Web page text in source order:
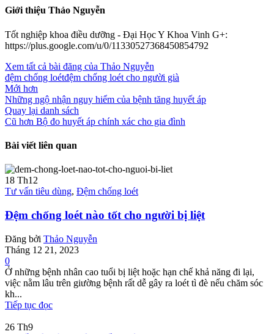
Giới thiệu Thảo Nguyễn
Tốt nghiệp khoa điều dưỡng - Đại Học Y Khoa Vinh G+:
https://plus.google.com/u/0/11330527368450854792
Xem tất cả bài đăng của Thảo Nguyễn
đệm chống loétđệm chống loét cho người già
Mới hơn
Những ngộ nhận nguy hiểm của bệnh tăng huyết áp
Quay lại danh sách
Cũ hơn Bộ đo huyết áp chính xác cho gia đình
Bài viết liên quan
18 Th12
Tư vấn tiêu dùng, Đệm chống loét
Đệm chống loét nào tốt cho người bị liệt
Đăng bởi Thảo Nguyễn
Tháng 12 21, 2023
0
Ở những bệnh nhân cao tuổi bị liệt hoặc hạn chế khả năng đi lại,
việc nằm lâu trên giường bệnh rất dễ gây ra loét tì đè nếu chăm sóc
kh...
Tiếp tục đọc
26 Th9